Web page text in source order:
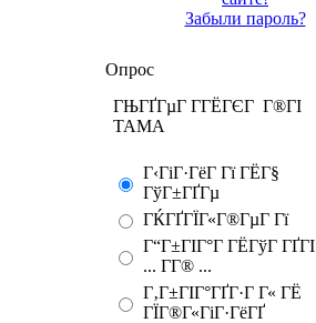
Забыли пароль?
Опрос
ГЊГҐГµГ Г­ГЁГЄГ Г®ГІ
TAMA
Г‹ГіГ·ГёГ Гї ГЁГ§
ГўГ±ГҐГµ
ГЌГҐГЇГ«Г®ГµГ Гї
Г“Г±ГІГ°Г ГЁГўГ ГҐГІ
... Г­Г® ...
Г‚Г±ГІГ°ГҐГ·Г Г« ГЁ
ГЇГ®Г«ГіГ·ГёГҐ